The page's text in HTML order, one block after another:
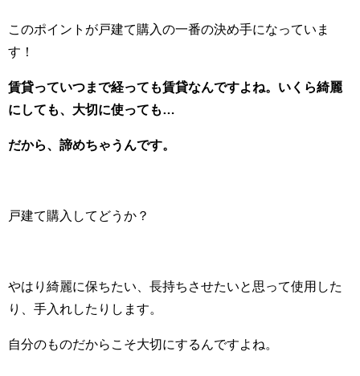
このポイントが戸建て購入の一番の決め手になっていま
す！
賃貸っていつまで経っても賃貸なんですよね。いくら綺麗
にしても、大切に使っても…
だから、諦めちゃうんです。
戸建て購入してどうか？
やはり綺麗に保ちたい、長持ちさせたいと思って使用した
り、手入れしたりします。
自分のものだからこそ大切にするんですよね。